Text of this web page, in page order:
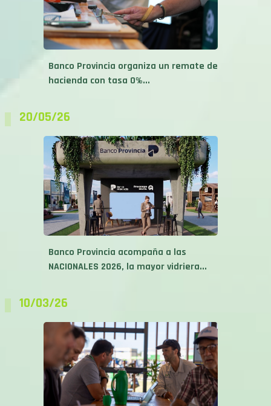
Banco Provincia organiza un remate de
hacienda con tasa 0%...
20/05/26
Banco Provincia acompaña a las
NACIONALES 2026, la mayor vidriera...
10/03/26